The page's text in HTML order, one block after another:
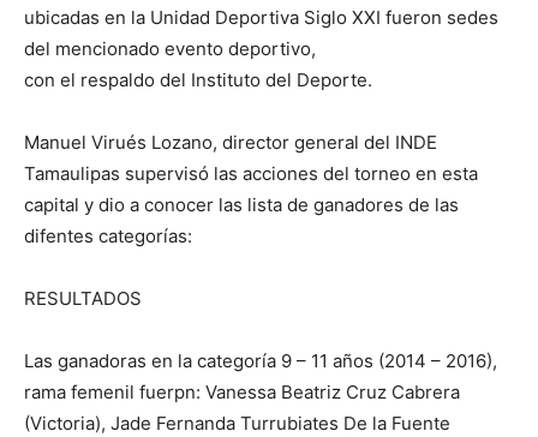
ubicadas en la Unidad Deportiva Siglo XXI fueron sedes
del mencionado evento deportivo,
con el respaldo del Instituto del Deporte.
Manuel Virués Lozano, director general del INDE
Tamaulipas supervisó las acciones del torneo en esta
capital y dio a conocer las lista de ganadores de las
difentes categorías:
RESULTADOS
Las ganadoras en la categoría 9 – 11 años (2014 – 2016),
rama femenil fuerpn: Vanessa Beatriz Cruz Cabrera
(Victoria), Jade Fernanda Turrubiates De la Fuente